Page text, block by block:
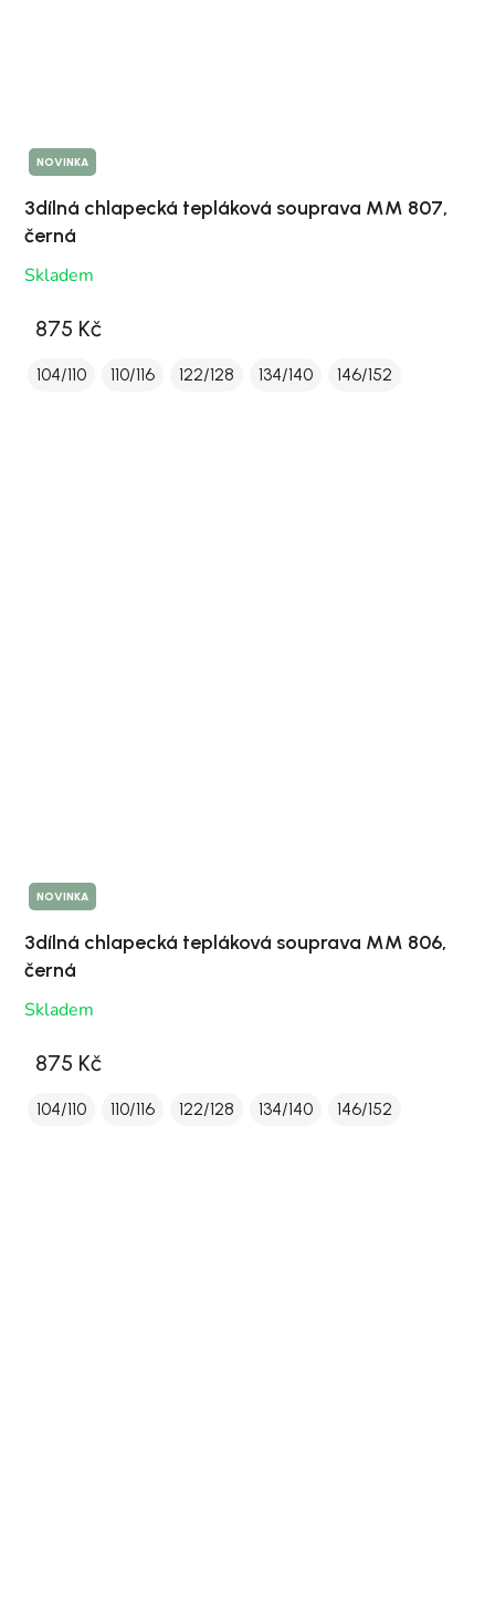
NOVINKA
3dílná chlapecká tepláková souprava MM 807,
černá
Skladem
875 Kč
104/110 110/116 122/128 134/140 146/152
NOVINKA
3dílná chlapecká tepláková souprava MM 806,
černá
Skladem
875 Kč
104/110 110/116 122/128 134/140 146/152